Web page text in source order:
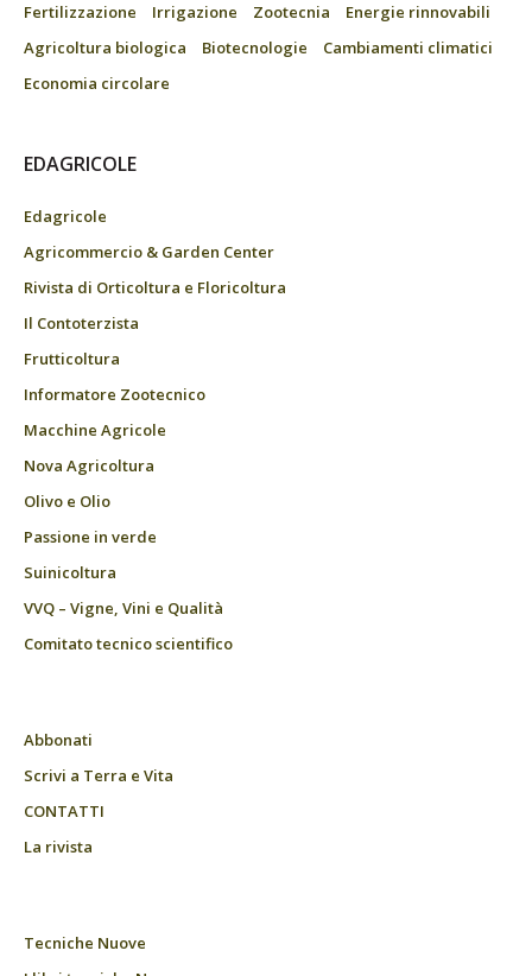
Fertilizzazione
Irrigazione Zootecnia
Energie rinnovabili
Agricoltura biologica
Biotecnologie
Cambiamenti climatici
Economia circolare
EDAGRICOLE
Edagricole
Agricommercio & Garden Center
Rivista di Orticoltura e Floricoltura
Il Contoterzista
Frutticoltura
Informatore Zootecnico
Macchine Agricole
Nova Agricoltura
Olivo e Olio
Passione in verde
Suinicoltura
VVQ – Vigne, Vini e Qualità
Comitato tecnico scientifico
Abbonati
Scrivi a Terra e Vita
CONTATTI
La rivista
Tecniche Nuove